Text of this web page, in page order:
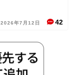
2026年7月12日 42